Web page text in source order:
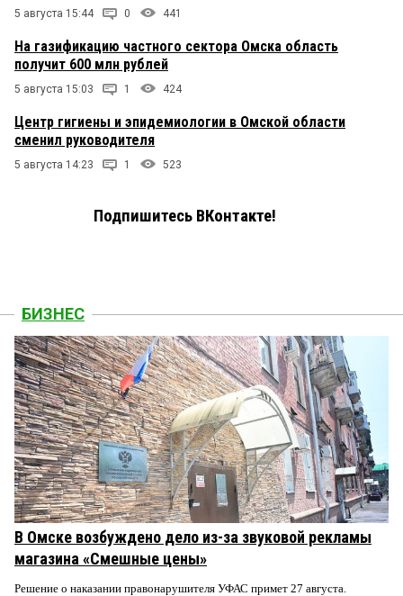
5 августа 15:44 0 441
На газификацию частного сектора Омска область
получит 600 млн рублей
5 августа 15:03 1 424
Центр гигиены и эпидемиологии в Омской области
сменил руководителя
5 августа 14:23 1 523
Подпишитесь ВКонтакте!
БИЗНЕС
В Омске возбуждено дело из-за звуковой рекламы
магазина «Смешные цены»
Решение о наказании правонарушителя УФАС примет 27 августа.